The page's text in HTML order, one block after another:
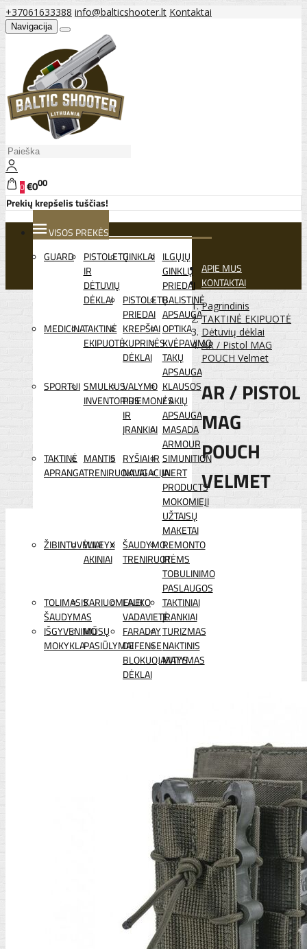
+37061633388 info@balticshooter.lt Kontaktai
Navigacija
0€000
Prekių krepšelis tuščias!
VISOS PREKĖS
GUARD
PISTOLETŲ
IR
DĖTUVIŲ
DĖKLAI
GINKLAI ILGŲJŲ
GINKLŲ
PRIEDAI
PISTOLETŲ
PRIEDAI
BALISTINĖ
APSAUGA
MEDICINATAKTINĖ
EKIPUOTĖ
KREPŠIAI
KUPRINĖS
DĖKLAI
OPTIKA
KVĖPAVIMO
TAKŲ
APSAUGA
SPORTUI SMULKUS
INVENTORIUS
VALYMO
PRIEMONĖS
IR
ĮRANKIAI
KLAUSOS
/ AKIŲ
APSAUGA
MASADA
ARMOUR
TAKTINĖ
APRANGA
MANTIS
TRENIRUOKLIAI
RYŠIAI IR
NAVIGACIJA
SIMUNITION
INERT
PRODUCTS
MOKOMIEJI
UŽTAISŲ
MAKETAI
ŽIBINTUVĖLIAI
WILEYX
AKINIAI
ŠAUDYMO
TRENIRUOTĖMS
REMONTO
IR
TOBULINIMO
PASLAUGOS
TOLIMASIS
ŠAUDYMAS
KARIUOMENEI
LAUKO
VADAVIETĖ
TAKTINIAI
ĮRANKIAI
IŠGYVENIMO
MOKYKLA
MŪSŲ
PASIŪLYMAI
FARADAY
DEFENSE
BLOKUOJANTYS
DĖKLAI
TURIZMAS
NAKTINIS
MATYMAS
APIE MUS
KONTAKTAI
Pagrindinis
TAKTINĖ EKIPUOTĖ
Dėtuvių dėklai
AR / Pistol MAG
POUCH Velmet
AR / PISTOL
MAG
POUCH
VELMET